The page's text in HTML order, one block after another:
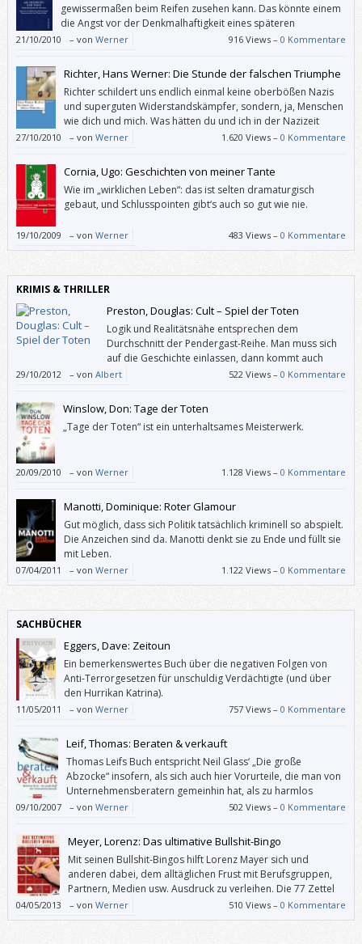
gewissermaßen beim Reifen zusehen kann. Das könnte einem
die Angst vor der Denkmalhaftigkeit eines späteren
Nobelpreisträgers nehmen.
21/10/2010 – von Werner 916 Views –0 Kommentare
Richter, Hans Werner: Die Stunde der falschen Triumphe
Richter schildert uns endlich einmal keine oberbößen Nazis
und superguten Widerstandskämpfer, sondern, ja, Menschen
wie dich und mich. Was hätten du und ich in der Nazizeit
tatsächlich getan oder nicht getan?
27/10/2010 – von Werner 1.620 Views –0 Kommentare
Cornia, Ugo: Geschichten von meiner Tante
Wie im „wirklichen Leben“: das ist selten dramaturgisch
gebaut, und Schlusspointen gibt‘s auch so gut wie nie.
19/10/2009 – von Werner 483 Views –0 Kommentare
KRIMIS & THRILLER
Preston, Douglas: Cult – Spiel der Toten
Logik und Realitätsnähe entsprechen dem
Durchschnitt der Pendergast-Reihe. Man muss sich
auf die Geschichte einlassen, dann kommt auch
Spannung auf. So darf es einen nicht stören, dass
ein Boot zuerst ein Stück im Rückwärtsgang vom Steg wegfährt, bevor
der Anlasser betätigt wird, um den Motor zu starten.
29/10/2012 – von Albert 522 Views –0 Kommentare
Winslow, Don: Tage der Toten
„Tage der Toten“ ist ein unterhaltsames Meisterwerk.
20/09/2010 – von Werner 1.128 Views –0 Kommentare
Manotti, Dominique: Roter Glamour
Gut möglich, dass sich Politik tatsächlich kriminell so abspielt.
Die Anzeichen sind da. Manotti denkt sie zu Ende und füllt sie
mit Leben.
07/04/2011 – von Werner 1.122 Views –0 Kommentare
SACHBÜCHER
Eggers, Dave: Zeitoun
Ein bemerkenswertes Buch über die negativen Folgen von
Anti-Terrorgesetzen für unschuldig Verdächtigte (und über
den Hurrikan Katrina).
11/05/2011 – von Werner 757 Views –0 Kommentare
Leif, Thomas: Beraten & verkauft
Thomas Leifs Buch entspricht Neil Glass‘ „Die große
Abzocke“ insofern, als sich auch hier Vorurteile, die man von
Unternehmensberatern gemeinhin hat, als zu harmlos
herausstellen.
09/10/2007 – von Werner 502 Views –0 Kommentare
Meyer, Lorenz: Das ultimative Bullshit-Bingo
Mit seinen Bullshit-Bingos hilft Lorenz Mayer sich und
anderen dabei, dem alltäglichen Frust mit Berufsgruppen,
Partnern, Medien usw. Ausdruck zu verleihen. Die 77 Zettel
mit je 20 Phrasen lassen sich auch heraustrennen – und wem
ein Thema fehlt, der oder die kann auf den Rückseiten eigene Bullshit-
04/05/2013 – von Werner 510 Views –0 Kommentare